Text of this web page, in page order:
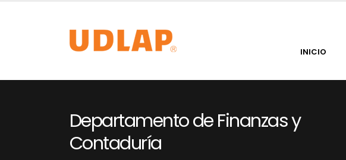
INICIO
Departamento de Finanzas y
Contaduría